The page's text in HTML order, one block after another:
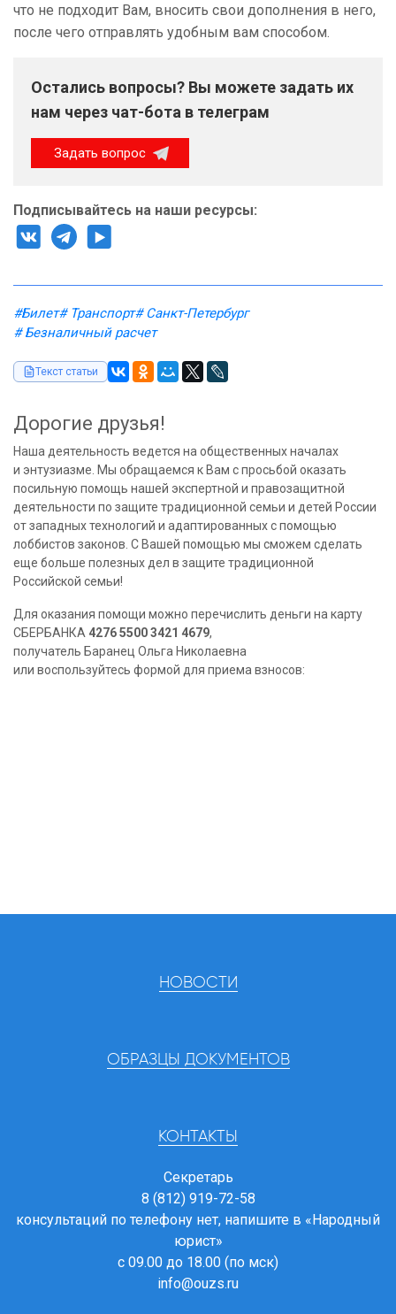
что не подходит Вам, вносить свои дополнения в него,
после чего отправлять удобным вам способом.
Остались вопросы? Вы можете задать их
нам через чат-бота в телеграм
Задать вопрос
Подписывайтесь на наши ресурсы:
#Билет# Транспорт# Санкт-Петербург
# Безналичный расчет
Текст статьи
Дорогие друзья!
Наша деятельность ведется на общественных началах
и энтузиазме. Мы обращаемся к Вам с просьбой оказать
посильную помощь нашей экспертной и правозащитной
деятельности по защите традиционной семьи и детей России
от западных технологий и адаптированных с помощью
лоббистов законов. С Вашей помощью мы сможем сделать
еще больше полезных дел в защите традиционной
Российской семьи!
Для оказания помощи можно перечислить деньги на карту
СБЕРБАНКА 4276 5500 3421 4679,
получатель Баранец Ольга Николаевна
или воспользуйтесь формой для приема взносов:
НОВОСТИ
ОБРАЗЦЫ ДОКУМЕНТОВ
КОНТАКТЫ
Секретарь
8 (812) 919-72-58
консультаций по телефону нет, напишите в «Народный
юрист»
с 09.00 до 18.00 (по мск)
info@ouzs.ru